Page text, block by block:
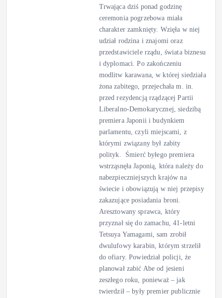
Trwająca dziś ponad godzinę
ceremonia pogrzebowa miała
charakter zamknięty. Wzięła w niej
udział rodzina i znajomi oraz
przedstawiciele rządu, świata biznesu
i dyplomaci. Po zakończeniu
modlitw karawana, w której siedziała
żona zabitego, przejechała m. in.
przed rezydencją rządzącej Partii
Liberalno-Demokarycznej, siedzibą
premiera Japonii i budynkiem
parlamentu, czyli miejscami, z
którymi związany był zabity
polityk. Śmierć byłego premiera
wstrząsnęła Japonią, która należy do
nabezpieczniejszych krajów na
świecie i obowiązują w niej przepisy
zakazujące posiadania broni.
Aresztowany sprawca, który
przyznał się do zamachu, 41-letni
Tetsuya Yamagami, sam zrobił
dwulufowy karabin, którym strzelił
do ofiary. Powiedział policji, że
planował zabić Abe od jesieni
zeszłego roku, ponieważ – jak
twierdził – były premier publicznie